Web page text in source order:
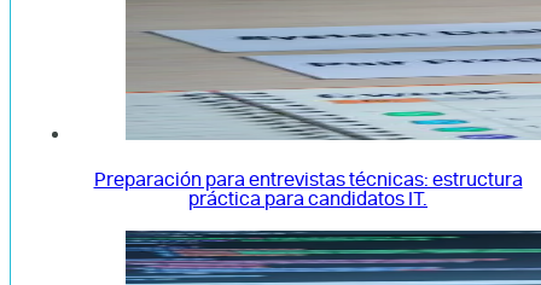
Preparación para entrevistas técnicas: estructura
práctica para candidatos IT.